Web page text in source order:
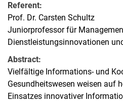
Referent:
Prof. Dr. Carsten Schultz
Juniorprofessor für
Dienstleistungsinnovationen
Abstract:
Vielfältige Informations- und
Gesundheitswesen weisen auf
Einsatzes innovativer